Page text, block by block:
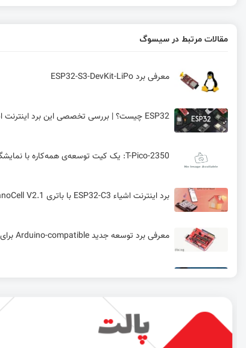
مقالات مرتبط در سیسوگ
معرفی برد ESP32-S3-DevKit-LiPo
ESP32 چیست؟ | بررسی تخصصی این برد اینترنت اشیاء
T-Pico-2350: یک کیت توسعه‌ی همه‌کاره با نمایشگر لمسی و خروجی HDMI2
برد اینترنت اشیاء ESP32-C3 با باتری NanoCell V2.1 از پلتفرم ESPHome برای اتصال به Home Assistant استفاده می‌کند.
معرفی برد توسعه جدید Arduino-compatible برای میکروکنترلرهای PIC
سخت‌افزار Link.ONE چیست؟ + بررسی مشخصات آن